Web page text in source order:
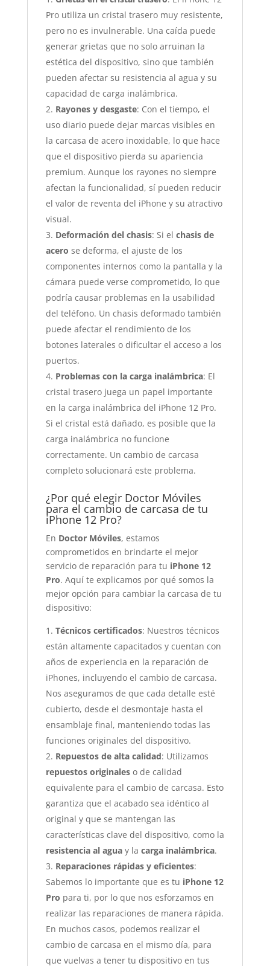
Pro utiliza un cristal trasero muy resistente,
pero no es invulnerable. Una caída puede
generar grietas que no solo arruinan la
estética del dispositivo, sino que también
pueden afectar su resistencia al agua y su
capacidad de carga inalámbrica.
Rayones y desgaste: Con el tiempo, el
uso diario puede dejar marcas visibles en
la carcasa de acero inoxidable, lo que hace
que el dispositivo pierda su apariencia
premium. Aunque los rayones no siempre
afectan la funcionalidad, sí pueden reducir
el valor de reventa del iPhone y su atractivo
visual.
Deformación del chasis: Si el chasis de
acero se deforma, el ajuste de los
componentes internos como la pantalla y la
cámara puede verse comprometido, lo que
podría causar problemas en la usabilidad
del teléfono. Un chasis deformado también
puede afectar el rendimiento de los
botones laterales o dificultar el acceso a los
puertos.
Problemas con la carga inalámbrica: El
cristal trasero juega un papel importante
en la carga inalámbrica del iPhone 12 Pro.
Si el cristal está dañado, es posible que la
carga inalámbrica no funcione
correctamente. Un cambio de carcasa
completo solucionará este problema.
¿Por qué elegir Doctor Móviles
para el cambio de carcasa de tu
iPhone 12 Pro?
En Doctor Móviles, estamos
comprometidos en brindarte el mejor
servicio de reparación para tu iPhone 12
Pro. Aquí te explicamos por qué somos la
mejor opción para cambiar la carcasa de tu
dispositivo:
Técnicos certificados: Nuestros técnicos
están altamente capacitados y cuentan con
años de experiencia en la reparación de
iPhones, incluyendo el cambio de carcasa.
Nos aseguramos de que cada detalle esté
cubierto, desde el desmontaje hasta el
ensamblaje final, manteniendo todas las
funciones originales del dispositivo.
Repuestos de alta calidad: Utilizamos
repuestos originaleso de calidad
equivalente para el cambio de carcasa. Esto
garantiza que el acabado sea idéntico al
original y que se mantengan las
características clave del dispositivo, como la
resistencia al aguay la carga inalámbrica.
Reparaciones rápidas y eficientes:
Sabemos lo importante que es tu iPhone 12
Pro para ti, por lo que nos esforzamos en
realizar las reparaciones de manera rápida.
En muchos casos, podemos realizar el
cambio de carcasa en el mismo día, para
que vuelvas a tener tu dispositivo en tus